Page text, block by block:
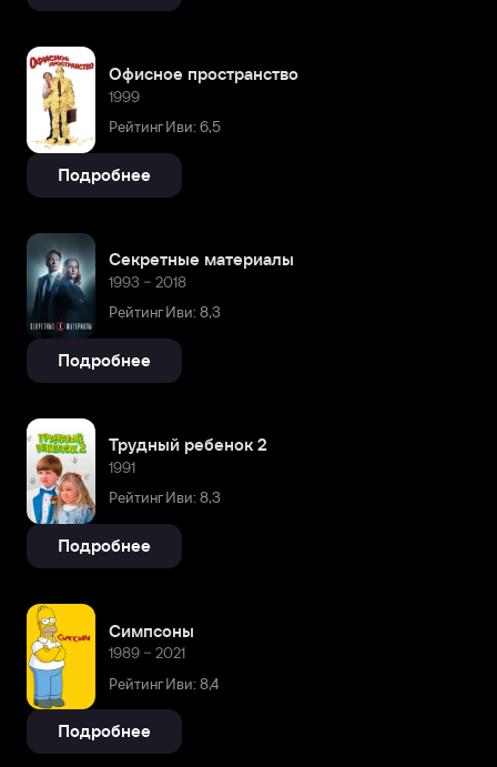
Офисное пространство
1999
Рейтинг Иви: 6,5
Подробнее
Секретные материалы
1993 – 2018
Рейтинг Иви: 8,3
Подробнее
Трудный ребенок 2
1991
Рейтинг Иви: 8,3
Подробнее
Симпсоны
1989 – 2021
Рейтинг Иви: 8,4
Подробнее